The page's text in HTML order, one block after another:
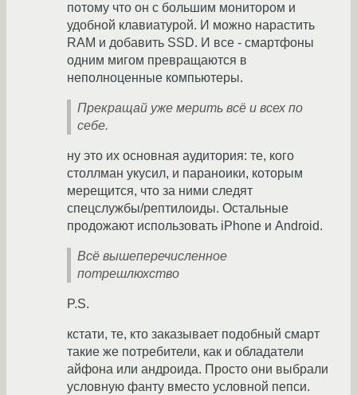
потому что он с большим монитором и
удобной клавиатурой. И можно нарастить
RAM и добавить SSD. И все - смартфоны
одним мигом превращаются в
неполноценные компьютеры.
Прекращай уже мерить всё и всех по
себе.
ну это их основная аудитория: те, кого
столлман укусил, и параноики, которым
мерещится, что за ними следят
спецслужбы/рептилоиды. Остальные
продожают использовать iPhone и Android.
Всё вышеперечисленное
потрешлюхство
P.S.
кстати, те, кто заказывает подобный смарт
такие же потребители, как и обладатели
айфона или андроида. Просто они выбрали
условную фанту вместо условной пепси.